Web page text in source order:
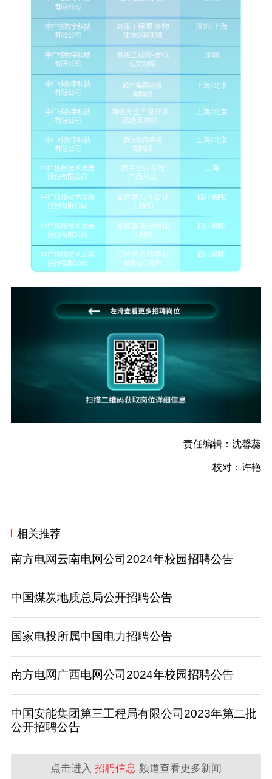
责任编辑：沈馨蕊
校对：许艳
相关推荐
南方电网云南电网公司2024年校园招聘公告
中国煤炭地质总局公开招聘公告
国家电投所属中国电力招聘公告
南方电网广西电网公司2024年校园招聘公告
中国安能集团第三工程局有限公司2023年第二批
公开招聘公告
点击进入 招聘信息 频道查看更多新闻